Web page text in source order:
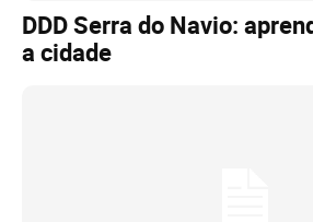
DDD Serra do Navio:
a cidade